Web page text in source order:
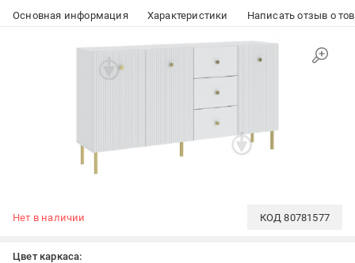
Основная информация Характеристики Написать отзыв о
Нет в наличии КОД80781577
Цвет каркаса: